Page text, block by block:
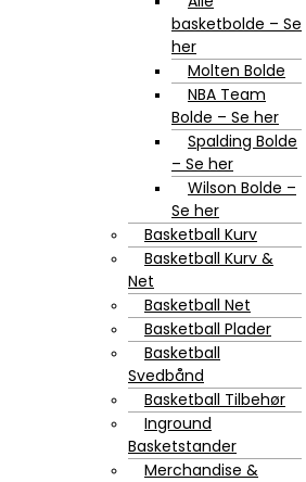
basketbolde – Se
her
Molten Bolde
NBA Team
Bolde – Se her
Spalding Bolde
– Se her
Wilson Bolde –
Se her
Basketball Kurv
Basketball Kurv &
Net
Basketball Net
Basketball Plader
Basketball
Svedbånd
Basketball Tilbehør
Inground
Basketstander
Merchandise &